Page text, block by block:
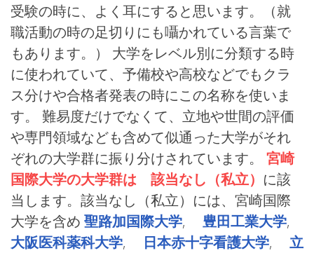
受験の時に、よく耳にすると思います。（就
職活動の時の足切りにも囁かれている言葉で
もあります。） 大学をレベル別に分類する時
に使われていて、予備校や高校などでもクラ
ス分けや合格者発表の時にこの名称を使いま
す。 難易度だけでなくて、立地や世間の評価
や専門領域なども含めて似通った大学がそれ
ぞれの大学群に振り分けされています。 宮崎
国際大学の大学群は 該当なし（私立） に該
当します。該当なし（私立）には、宮崎国際
大学を含め 聖路加国際大学, 豊田工業大学,
大阪医科薬科大学, 日本赤十字看護大学, 立